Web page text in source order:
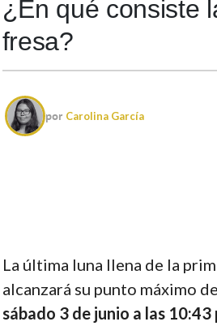
¿En qué consiste
fresa?
por Carolina García
La última luna llena de la
alcanzará su punto máximo
sábado 3 de junio a las 10:43